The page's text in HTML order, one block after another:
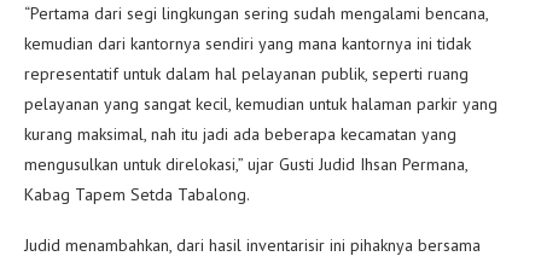
“Pertama dari segi lingkungan sering sudah mengalami bencana,
kemudian dari kantornya sendiri yang mana kantornya ini tidak
representatif untuk dalam hal pelayanan publik, seperti ruang
pelayanan yang sangat kecil, kemudian untuk halaman parkir yang
kurang maksimal, nah itu jadi ada beberapa kecamatan yang
mengusulkan untuk direlokasi,” ujar Gusti Judid Ihsan Permana,
Kabag Tapem Setda Tabalong.
Judid menambahkan, dari hasil inventarisir ini pihaknya bersama